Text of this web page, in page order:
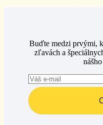
Buďte medzi prvými,
zľavách a